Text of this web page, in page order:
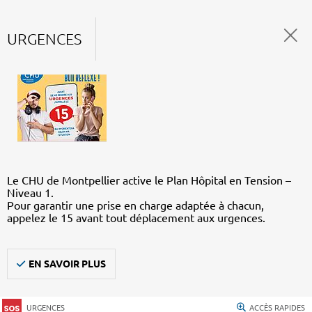
URGENCES
Le CHU de Montpellier active le Plan Hôpital en Tension –
Niveau 1.
Pour garantir une prise en charge adaptée à chacun,
appelez le 15 avant tout déplacement aux urgences.
EN SAVOIR PLUS
URGENCES ACCÈS RAPIDES